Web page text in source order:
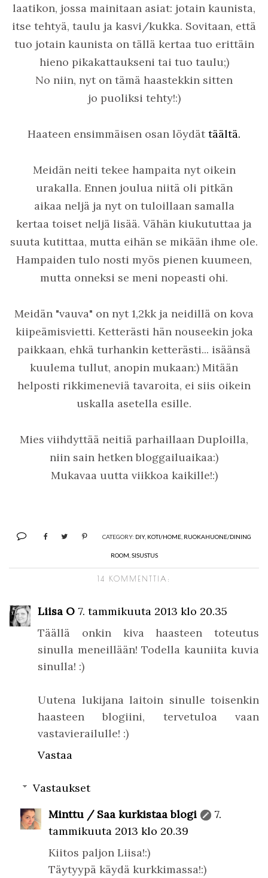
laatikon, jossa mainitaan asiat: jotain kaunista,
itse tehtyä, taulu ja kasvi/kukka. Sovitaan, että
tuo jotain kaunista on tällä kertaa tuo erittäin
hieno pikakattaukseni tai tuo taulu;)
No niin, nyt on tämä haastekkin sitten
jo puoliksi tehty!:)
Haateen ensimmäisen osan löydättäältä.
Meidän neiti tekee hampaita nyt oikein
urakalla. Ennen joulua niitä oli pitkän
aikaa neljä ja nyt on tuloillaan samalla
kertaa toiset neljä lisää. Vähän kiukututtaa ja
suuta kutittaa, mutta eihän se mikään ihme ole.
Hampaiden tulo nosti myös pienen kuumeen,
mutta onneksi se meni nopeasti ohi.
Meidän "vauva" on nyt 1,2kk ja neidillä on kova
kiipeämisvietti. Ketterästi hän nouseekin joka
paikkaan, ehkä turhankin ketterästi... isäänsä
kuulema tullut, anopin mukaan:) Mitään
helposti rikkimeneviä tavaroita, ei siis oikein
uskalla asetella esille.
Mies viihdyttää neitiä parhaillaan Duploilla,
niin sain hetken bloggailuaikaa:)
Mukavaa uutta viikkoa kaikille!:)
CATEGORY: DIY, KOTI/HOME RUOKAHUONE/DINING
ROOM SISUSTUS
14 KOMMENTTIA:
Liisa O 7. tammikuuta 2013 klo 20.35
Täällä onkin kiva haasteen toteutus
sinulla meneillään! Todella kauniita kuvia
sinulla! :)
Uutena lukijana laitoin sinulle toisenkin
haasteen blogiini, tervetuloa vaan
vastavierailulle! :)
Vastaa
Vastaukset
Minttu / Saa kurkistaa blogi
7.
tammikuuta 2013 klo 20.39
Kiitos paljon Liisa!:)
Täytyypä käydä kurkkimassa!:)